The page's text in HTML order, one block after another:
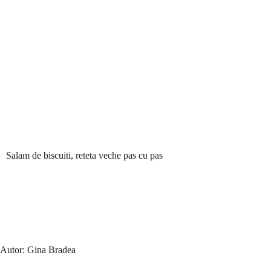
Salam de biscuiti, reteta veche pas cu pas
Autor: Gina Bradea